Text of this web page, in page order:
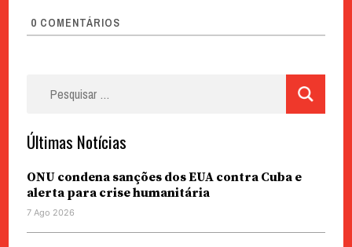
0 COMENTÁRIOS
Últimas Notícias
ONU condena sanções dos EUA contra Cuba e
alerta para crise humanitária
7 Ago 2026